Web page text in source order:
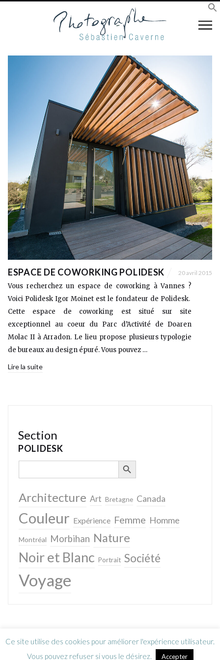
ESPACE DE COWORKING POLIDESK 20 avril 2015
Vous recherchez un espace de coworking à Vannes ?
Voici Polidesk Igor Moinet est le fondateur de Polidesk.
Cette espace de coworking est situé sur site
exceptionnel au coeur du Parc d’Activité de Doaren
Molac II à Arradon. Le lieu propose plusieurs typologie
de bureaux au design épuré. Vous pouvez …
Lire la suite
Section
POLIDESK
Search
SEARCH BUTTON
Architecture Art Bretagne Canada
Couleur Expérience Femme Homme
Montréal Morbihan Nature
Noir et Blanc Portrait Société
Voyage
Ce site utilise des cookies pour améliorer l'expérience utilisateur.
Vous pouvez refuser si vous le désirez.
Accepter